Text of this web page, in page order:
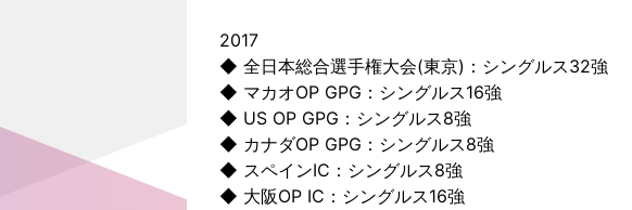
2017
◆ 全日本総合選手権大会(東京)：シングルス32強
◆ マカオOP GPG：シングルス16強
◆ US OP GPG：シングルス8強
◆ カナダOP GPG：シングルス8強
◆ スペインIC：シングルス8強
◆ 大阪OP IC：シングルス16強